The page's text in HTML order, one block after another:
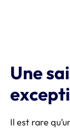
Une
Il est rare